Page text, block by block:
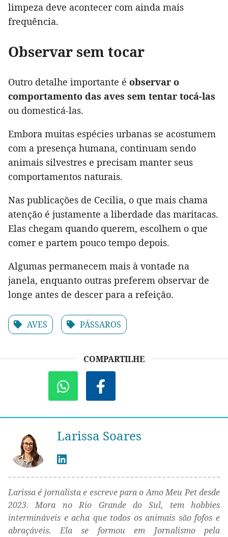
limpeza deve acontecer com ainda mais
frequência.
Observar sem tocar
Outro detalhe importante é observar o
comportamento das aves sem tentar tocá-las
ou domesticá-las.
Embora muitas espécies urbanas se acostumem
com a presença humana, continuam sendo
animais silvestres e precisam manter seus
comportamentos naturais.
Nas publicações de Cecilia, o que mais chama
atenção é justamente a liberdade das maritacas.
Elas chegam quando querem, escolhem o que
comer e partem pouco tempo depois.
Algumas permanecem mais à vontade na
janela, enquanto outras preferem observar de
longe antes de descer para a refeição.
AVES PÁSSAROS
COMPARTILHE
Larissa Soares
Larissa é jornalista e escreve para o Amo Meu Pet desde
2023. Mora no Rio Grande do Sul, tem hobbies
intermináveis e acha que todos os animais são fofos e
abraçáveis. Ela se formou em Jornalismo pela